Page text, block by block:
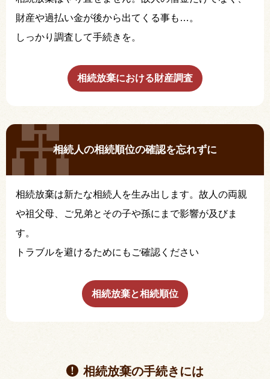
財産や過払い金が後から出てくる事も…。
しっかり調査して手続きを。
相続放棄における財産調査
相続人の相続順位の確認を忘れずに
相続放棄は新たな相続人を生み出します。故人の両親
や祖父母、ご兄弟とその子や孫にまで影響が及びま
す。
トラブルを避けるためにもご確認ください
相続放棄と相続順位
相続放棄の手続きには